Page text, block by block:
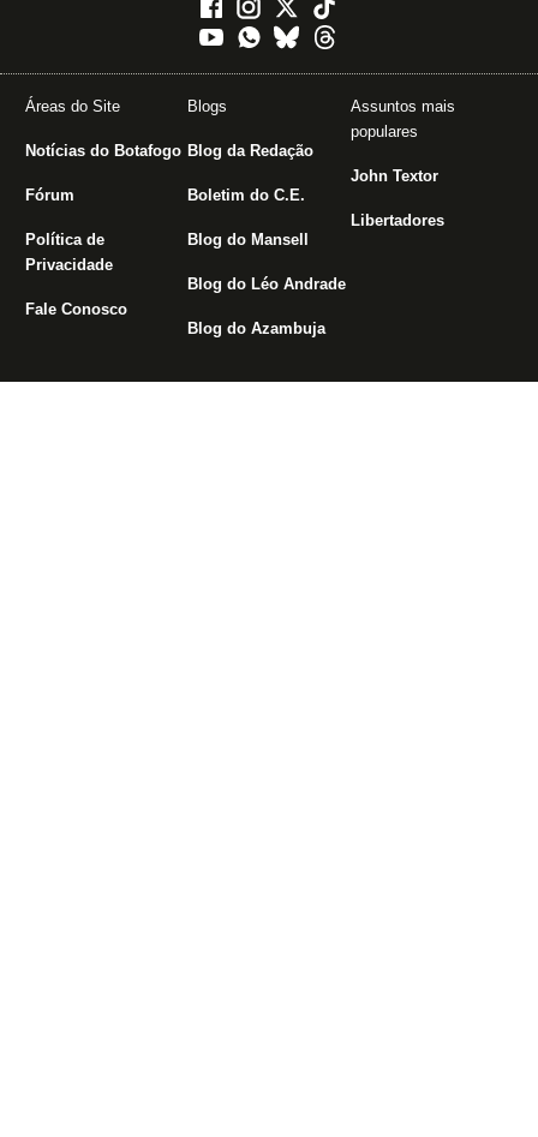
Áreas do Site
Notícias do Botafogo
Fórum
Política de
Privacidade
Fale Conosco
Blogs
Blog da Redação
Boletim do C.E.
Blog do Mansell
Blog do Léo Andrade
Blog do Azambuja
Assuntos mais
populares
John Textor
Libertadores